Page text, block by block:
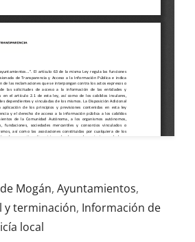
Mogán, Ayuntamientos,
y terminación, Información de
local